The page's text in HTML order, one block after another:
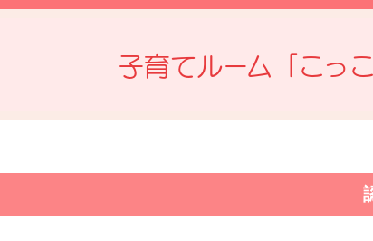
子育てルーム「こっ